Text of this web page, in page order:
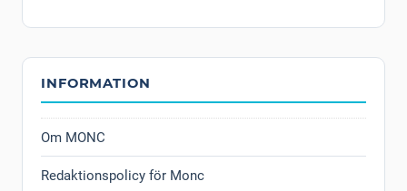
INFORMATION
Om MONC
Redaktionspolicy för Monc